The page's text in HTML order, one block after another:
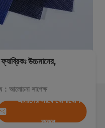
উচ্চমানের,
：আলোচনা সাপেক্ষ
আমাদের সাথে যোগাযোগ
করুন